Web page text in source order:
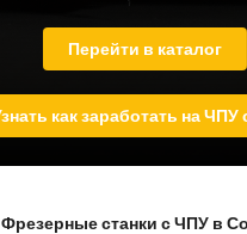
Перейти в каталог
как заработать на ЧПУ
Фрезерные станки с ЧПУ в